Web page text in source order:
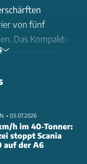
von fünf
Das Kompakt-
drei Modellen
erfolgte nach
das neue
im
für aktive
• 03.07.2026
h im 40‑Tonner:
stoppt Scania
auf der A6